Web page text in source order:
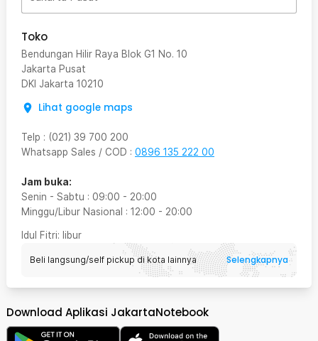
Toko
Bendungan Hilir Raya Blok G1 No. 10
Jakarta Pusat
DKI Jakarta 10210
Lihat google maps
Telp : (021) 39 700 200
Whatsapp Sales / COD : 0896 135 222 00
Jam buka:
Senin - Sabtu : 09:00 - 20:00
Minggu/Libur Nasional : 12:00 - 20:00
Idul Fitri: libur
Beli langsung/self pickup di kota lainnya Selengkapnya
Download Aplikasi JakartaNotebook